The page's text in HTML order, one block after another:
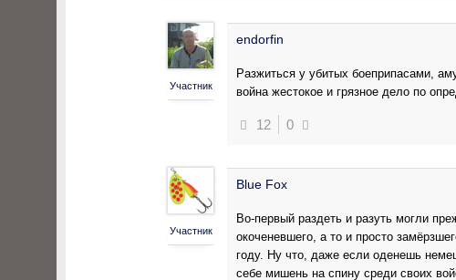
Участник
endorfin
Разжиться у убитых боеприпасами,
война жестокое и грязное дело по
12 0
Участник
Blue Fox
Во-первый раздеть и разуть могли
окоченевшего, а то и просто
году. Ну что, даже если оденешь
себе мишень на спину среди своих